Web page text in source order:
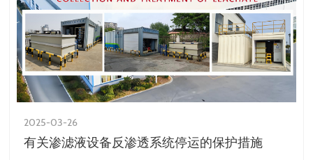
2025-03-26
有关渗滤液设备反渗透系统停运的保护措施